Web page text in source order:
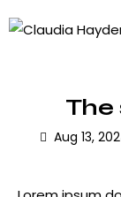
Aug 13,